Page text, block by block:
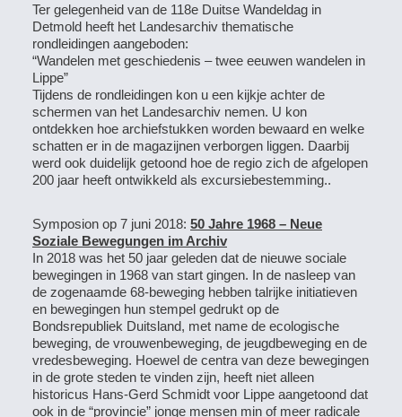
Ter gelegenheid van de 118e Duitse Wandeldag in
Detmold heeft het Landesarchiv thematische
rondleidingen aangeboden:
“Wandelen met geschiedenis – twee eeuwen wandelen in
Lippe”
Tijdens de rondleidingen kon u een kijkje achter de
schermen van het Landesarchiv nemen. U kon
ontdekken hoe archiefstukken worden bewaard en welke
schatten er in de magazijnen verborgen liggen. Daarbij
werd ook duidelijk getoond hoe de regio zich de afgelopen
200 jaar heeft ontwikkeld als excursiebestemming..
Symposion op 7 juni 2018: 50 Jahre 1968 – Neue
Soziale Bewegungen im Archiv
In 2018 was het 50 jaar geleden dat de nieuwe sociale
bewegingen in 1968 van start gingen. In de nasleep van
de zogenaamde 68-beweging hebben talrijke initiatieven
en bewegingen hun stempel gedrukt op de
Bondsrepubliek Duitsland, met name de ecologische
beweging, de vrouwenbeweging, de jeugdbeweging en de
vredesbeweging. Hoewel de centra van deze bewegingen
in de grote steden te vinden zijn, heeft niet alleen
historicus Hans-Gerd Schmidt voor Lippe aangetoond dat
ook in de “provincie” jonge mensen min of meer radicale